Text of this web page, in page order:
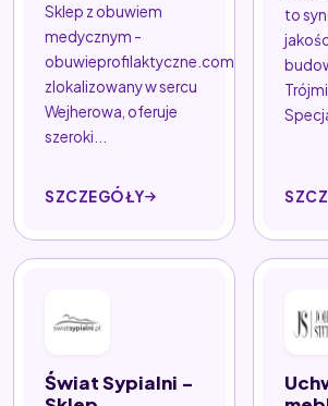
Sklep z obuwiem
medycznym -
obuwieprofilaktyczne.com,
zlokalizowany w sercu
Wejherowa, oferuje
szeroki...
SZCZEGÓŁY
to
Świat Sypialni -